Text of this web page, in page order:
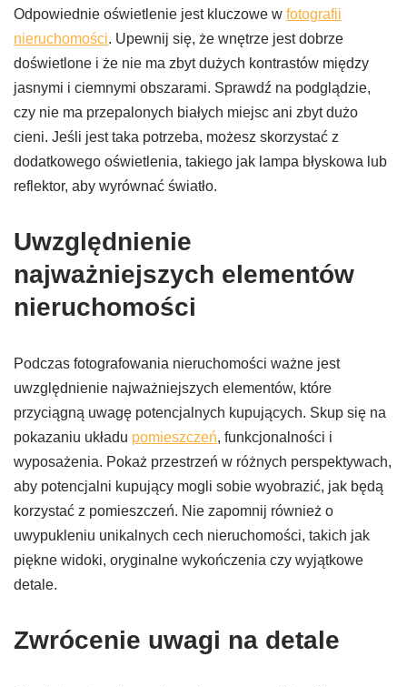
Odpowiednie oświetlenie jest kluczowe w fotografii
nieruchomości. Upewnij się, że wnętrze jest dobrze
doświetlone i że nie ma zbyt dużych kontrastów między
jasnymi i ciemnymi obszarami. Sprawdź na podglądzie,
czy nie ma przepalonych białych miejsc ani zbyt dużo
cieni. Jeśli jest taka potrzeba, możesz skorzystać z
dodatkowego oświetlenia, takiego jak lampa błyskowa lub
reflektor, aby wyrównać światło.
Uwzględnienie
najważniejszych elementów
nieruchomości
Podczas fotografowania nieruchomości ważne jest
uwzględnienie najważniejszych elementów, które
przyciągną uwagę potencjalnych kupujących. Skup się na
pokazaniu układu pomieszczeń, funkcjonalności i
wyposażenia. Pokaż przestrzeń w różnych perspektywach,
aby potencjalni kupujący mogli sobie wyobrazić, jak będą
korzystać z pomieszczeń. Nie zapomnij również o
uwypukleniu unikalnych cech nieruchomości, takich jak
piękne widoki, oryginalne wykończenia czy wyjątkowe
detale.
Zwrócenie uwagi na detale